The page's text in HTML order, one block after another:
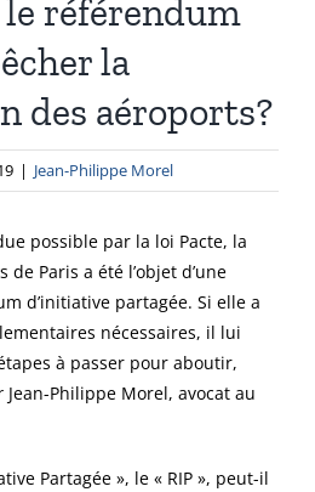
le référendum
la
des aéroports?
| Jean-Philippe Morel
possible par la loi Pacte, la
de Paris a été l’objet d’une
d’initiative partagée. Si elle a
nécessaires, il lui
à passer pour aboutir,
Jean-Philippe Morel, avocat au
Partagée », le « RIP », peut-il